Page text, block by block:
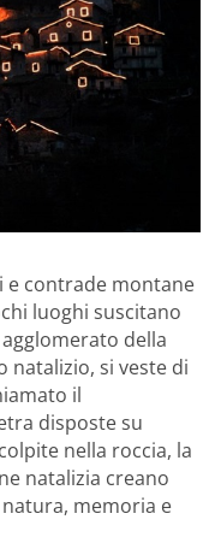
e contrade montane
luoghi suscitano
della
natalizio, si veste di
il
disposte su
nella roccia, la
natalizia creano
memoria e